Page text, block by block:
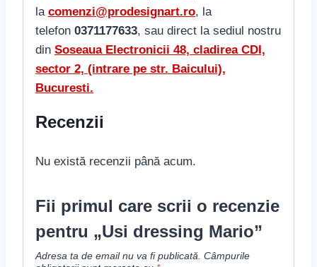
la comenzi@prodesignart.ro, la
telefon 0371177633, sau direct la sediul nostru
din Soseaua Electronicii 48, cladirea CDI,
sector 2, (intrare pe str. Baicului),
Bucuresti.
Recenzii
Nu există recenzii până acum.
Fii primul care scrii o recenzie
pentru „Usi dressing Mario”
Adresa ta de email nu va fi publicată. Câmpurile